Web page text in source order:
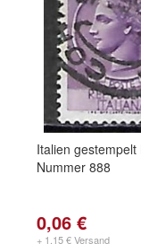
Italien gestempelt
Nummer 888
0,06 €
+ 1,15 € Versand